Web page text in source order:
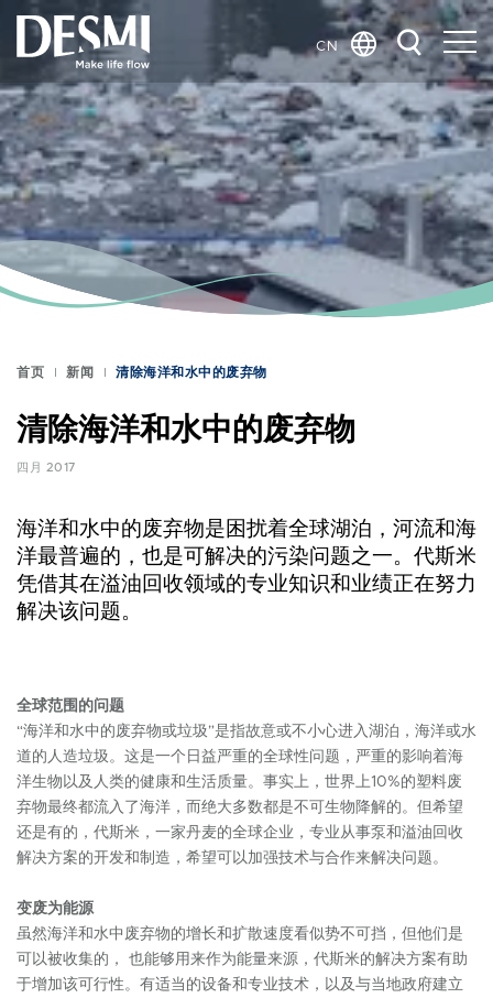
CN
Global
Danish
Dutch
French
German
Italian
Korean
Polish
Spanish
首页 新闻 清除海洋和水中的废弃物
清除海洋和水中的废弃物
四月 2017
海洋和水中的废弃物是困扰着全球湖泊，河流和海
洋最普遍的，也是可解决的污染问题之一。代斯米
凭借其在溢油回收领域的专业知识和业绩正在努力
解决该问题。
全球范围的问题
“海洋和水中的废弃物或垃圾”是指故意或不小心进入湖泊，海洋或水
道的人造垃圾。这是一个日益严重的全球性问题，严重的影响着海
洋生物以及人类的健康和生活质量。事实上，世界上10%的塑料废
弃物最终都流入了海洋，而绝大多数都是不可生物降解的。但希望
还是有的，代斯米，一家丹麦的全球企业，专业从事泵和溢油回收
解决方案的开发和制造，希望可以加强技术与合作来解决问题。
变废为能源
虽然海洋和水中废弃物的增长和扩散速度看似势不可挡，但他们是
可以被收集的， 也能够用来作为能量来源，代斯米的解决方案有助
于增加该可行性。有适当的设备和专业技术，以及与当地政府建立